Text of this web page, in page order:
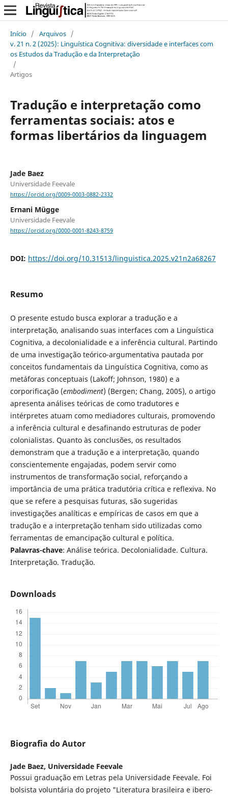
Início / Arquivos /
v. 21 n. 2 (2025): Linguística Cognitiva: diversidade e interfaces com
os Estudos da Tradução e da Interpretação
/
Artigos
Tradução e interpretação como
ferramentas sociais: atos e
formas libertários da linguagem
Jade Baez
Universidade Feevale
https://orcid.org/0009-0003-0882-2332
Ernani Mügge
Universidade Feevale
https://orcid.org/0000-0001-8243-8759
DOI: https://doi.org/10.31513/linguistica.2025.v21n2a68267
Resumo
O presente estudo busca explorar a tradução e a
interpretação, analisando suas interfaces com a Linguística
Cognitiva, a decolonialidade e a inferência cultural. Partindo
de uma investigação teórico-argumentativa pautada por
conceitos fundamentais da Linguística Cognitiva, como as
metáforas conceptuais (Lakoff; Johnson, 1980) e a
corporificação (embodiment) (Bergen; Chang, 2005), o artigo
apresenta análises teóricas de como tradutores e
intérpretes atuam como mediadores culturais, promovendo
a inferência cultural e desafinando estruturas de poder
colonialistas. Quanto às conclusões, os resultados
demonstram que a tradução e a interpretação, quando
conscientemente engajadas, podem servir como
instrumentos de transformação social, reforçando a
importância de uma prática tradutória crítica e reflexiva. No
que se refere a pesquisas futuras, são sugeridas
investigações analíticas e empíricas de casos em que a
tradução e a interpretação tenham sido utilizadas como
ferramentas de emancipação cultural e política.
Palavras-chave: Análise teórica. Decolonialidade. Cultura.
Interpretação. Tradução.
Downloads
Biografia do Autor
Jade Baez, Universidade Feevale
Possui graduação em Letras pela Universidade Feevale. Foi
bolsista voluntária do projeto "Literatura brasileira e ibero-